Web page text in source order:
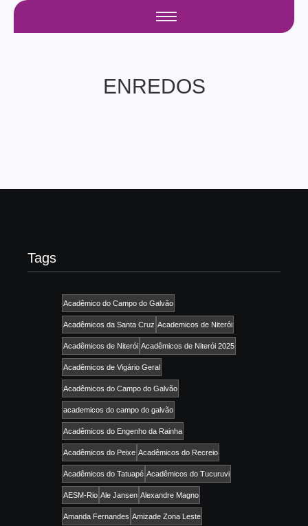
ENREDOS
Tags
Acadêmico do Campo do Galvão
Acadêmicos da Santa Cruz Academicos de Niterói
Acadêmicos de Niterói Acadêmicos de Niterói 2025
Acadêmicos de Vigário Geral
Acadêmicos do Campo do Galvão
academicos do campo do galvão
Acadêmicos do Engenho da Rainha
Acadêmicos do Peixe Acadêmicos do Recreio
Acadêmicos do Tatuapé Acadêmicos do Tucuruvi
AESM-Rio Ale Jansen Alexandre Magno
Amanda Fernandes Amizade Zona Leste